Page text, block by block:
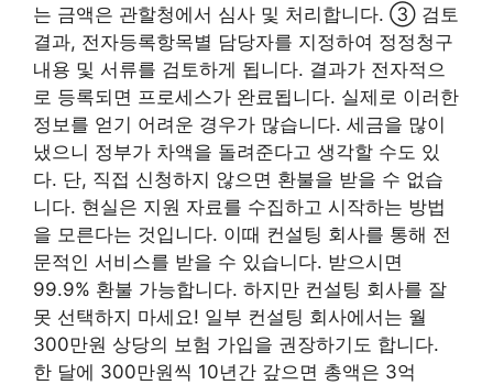
는 금액은 관할청에서 심사 및 처리합니다. ③ 검토
결과, 전자등록항목별 담당자를 지정하여 정정청구
내용 및 서류를 검토하게 됩니다. 결과가 전자적으
로 등록되면 프로세스가 완료됩니다. 실제로 이러한
정보를 얻기 어려운 경우가 많습니다. 세금을 많이
냈으니 정부가 차액을 돌려준다고 생각할 수도 있
다. 단, 직접 신청하지 않으면 환불을 받을 수 없습
니다. 현실은 지원 자료를 수집하고 시작하는 방법
을 모른다는 것입니다. 이때 컨설팅 회사를 통해 전
문적인 서비스를 받을 수 있습니다. 받으시면
99.9% 환불 가능합니다. 하지만 컨설팅 회사를 잘
못 선택하지 마세요! 일부 컨설팅 회사에서는 월
300만원 상당의 보험 가입을 권장하기도 합니다.
한 달에 300만원씩 10년간 갚으면 총액은 3억